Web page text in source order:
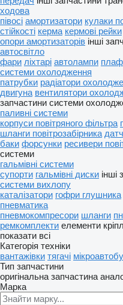
ходова
півосі амортизатори кулаки
стійкості керма кермові рейки
опори амортизаторів інші
автосвітло
фари ліхтарі автолампи
системи охолодження
патрубки радіатори
двигуна вентилятори
запчастини системи
паливні системи
корпуси повітряного фільтра
шланги повітрозабірника
баки форсунки ресивери
системи
гальмівні системи
супорти гальмівні диски інші
системи вихлопу
каталізатори гофри глушника
пневматика
пневмокомпресори шланги
ремкомплекти елементи
показати всі
Категорія техніки
вантажівки тягачі
Тип запчастини
оригінальна запчастина
Марка